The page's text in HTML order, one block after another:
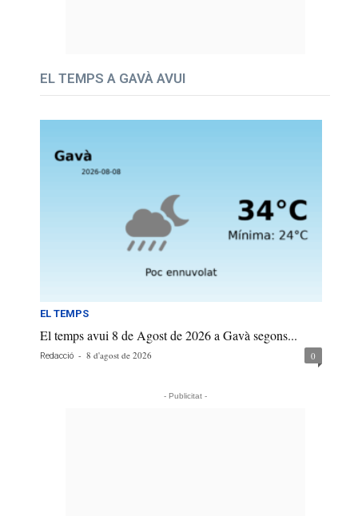
EL TEMPS A GAVÀ AVUI
EL TEMPS
El temps avui 8 de Agost de 2026 a Gavà segons...
Redacció - 8 d'agost de 2026 0
- Publicitat -